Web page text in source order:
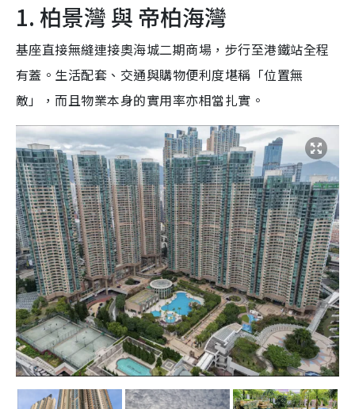
1. 柏景灣 與 帝柏海灣
基座直接無縫連接奧海城二期商場，步行至港鐵站全程
有蓋。生活配套、交通與購物便利度堪稱「位置無
敵」，而且物業本身的實用率亦相當扎實。